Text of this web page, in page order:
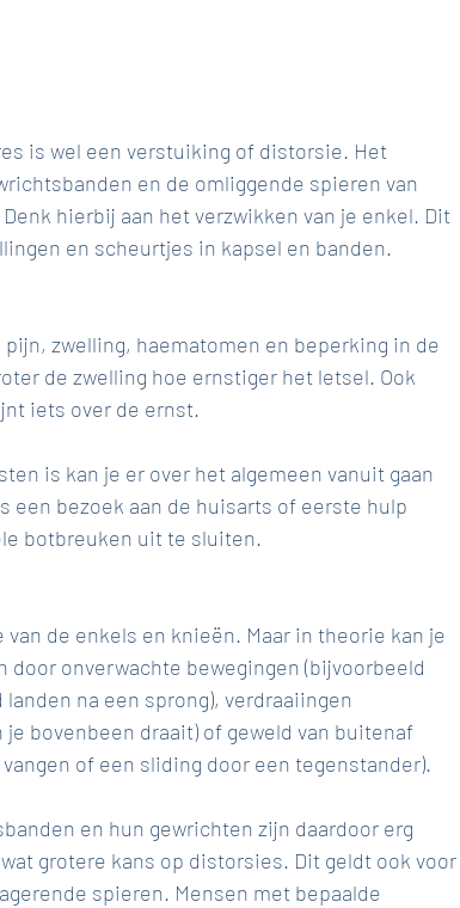
is wel een verstuiking of distorsie. Het
en de omliggende spieren van
hierbij aan het verzwikken van je enkel. Dit
en scheurtjes in kapsel en banden.
zwelling, haematomen en beperking in de
de zwelling hoe ernstiger het letsel. Ook
iets over de ernst.
is kan je er over het algemeen vanuit gaan
bezoek aan de huisarts of eerste hulp
botbreuken uit te sluiten.
de enkels en knieën. Maar in theorie kan je
onverwachte bewegingen (bijvoorbeeld
na een sprong), verdraaiingen
bovenbeen draait) of geweld van buitenaf
of een sliding door een tegenstander).
en hun gewrichten zijn daardoor erg
grotere kans op distorsies. Dit geldt ook voor
spieren. Mensen met bepaalde